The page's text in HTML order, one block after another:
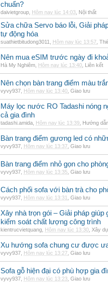
chuẩn?
daivietgroup Hôm nay lúc 14:03 Nội thất
Sửa chữa Servo báo lỗi, Giải
tự động hóa
suathietbitudong3011 Hôm nay lúc 13:57
Nên mua eSIM trước ngày đi
Hà My Nghiêm Hôm nay lúc 13:40 Liên kết
Nên chọn bàn trang điểm màu
vyvy937 Hôm nay lúc 13:40 Giao lưu
Máy lọc nước RO Tadashi nóng
cả gia đình
tadashi.amida Hôm nay lúc 13:39 Hướng
Bàn trang điểm gương led có
vyvy937 Hôm nay lúc 13:37 Giao lưu
Bàn trang điểm nhỏ gọn cho
vyvy937 Hôm nay lúc 13:35 Giao lưu
Cách phối sofa với bàn trà cho
vyvy937 Hôm nay lúc 13:31 Giao lưu
Xây nhà trọn gói – Giải pháp
kiểm soát chất lượng công trình
kientrucvietquang Hôm nay lúc 13:30 Xây
Xu hướng sofa chung cư được
vyvy937 Hôm nay lúc 13:27 Giao lưu
Sofa gỗ hiện đại có phù hợp gia
vyvy937 Hôm nay lúc 13:23 Giao lưu